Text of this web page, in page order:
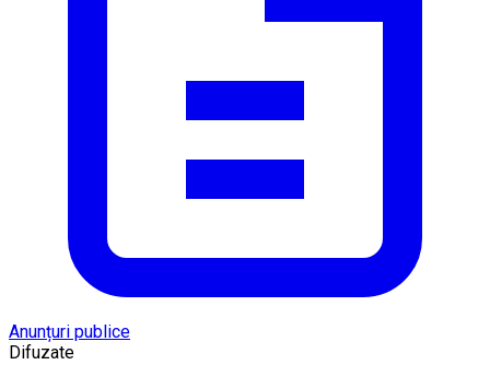
Anunțuri publice
Difuzate